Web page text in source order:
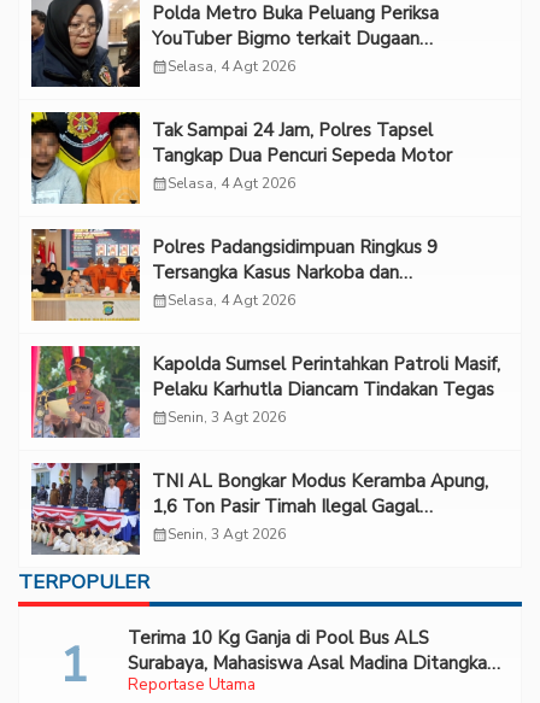
Polda Metro Buka Peluang Periksa
YouTuber Bigmo terkait Dugaan
Eksploitasi Anak
calendar_monthSelasa, 4 Agt 2026
Tak Sampai 24 Jam, Polres Tapsel
Tangkap Dua Pencuri Sepeda Motor
calendar_monthSelasa, 4 Agt 2026
Polres Padangsidimpuan Ringkus 9
Tersangka Kasus Narkoba dan
Penganiayaan
calendar_monthSelasa, 4 Agt 2026
Kapolda Sumsel Perintahkan Patroli Masif,
Pelaku Karhutla Diancam Tindakan Tegas
calendar_monthSenin, 3 Agt 2026
TNI AL Bongkar Modus Keramba Apung,
1,6 Ton Pasir Timah Ilegal Gagal
Diselundupkan
calendar_monthSenin, 3 Agt 2026
TERPOPULER
Reportase Utama
Terima 10 Kg Ganja di Pool Bus ALS
Surabaya, Mahasiswa Asal Madina Ditangkap
Bareskrim